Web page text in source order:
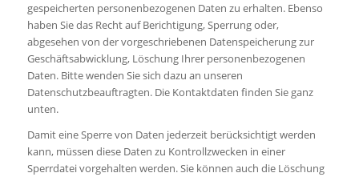
gespeicherten personenbezogenen Daten zu erhalten. Ebenso
haben Sie das Recht auf Berichtigung, Sperrung oder,
abgesehen von der vorgeschriebenen Datenspeicherung zur
Geschäftsabwicklung, Löschung Ihrer personenbezogenen
Daten. Bitte wenden Sie sich dazu an unseren
Datenschutzbeauftragten. Die Kontaktdaten finden Sie ganz
unten.
Damit eine Sperre von Daten jederzeit berücksichtigt werden
kann, müssen diese Daten zu Kontrollzwecken in einer
Sperrdatei vorgehalten werden. Sie können auch die Löschung